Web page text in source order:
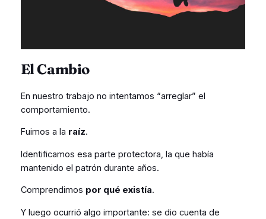
El Cambio
En nuestro trabajo no intentamos “arreglar” el
comportamiento.
Fuimos a la raíz.
Identificamos esa parte protectora, la que había
mantenido el patrón durante años.
Comprendimos por qué existía.
Y luego ocurrió algo importante: se dio cuenta de